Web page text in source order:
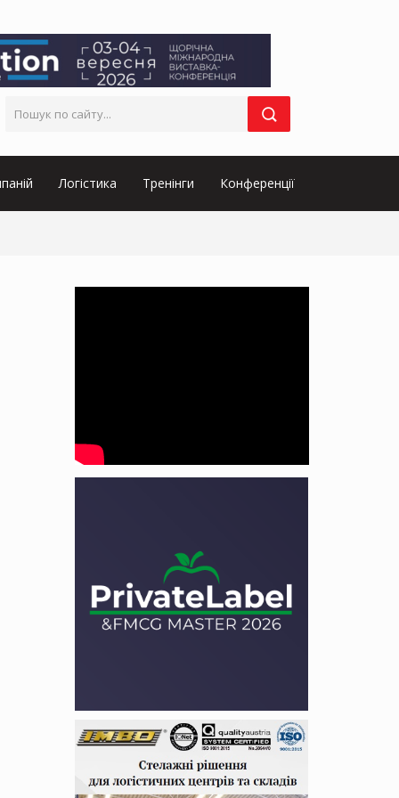
Логістика Тренінги Конференції